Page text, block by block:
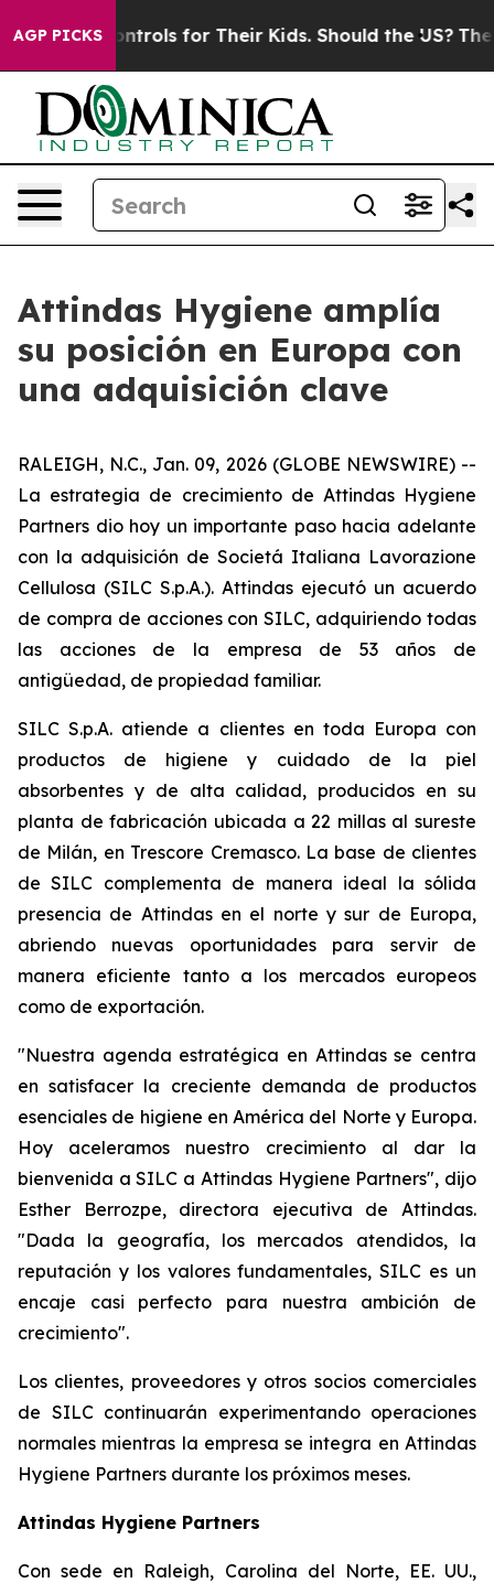
AGP PICKSControls for Their Kids. Should the US? The
Attindas Hygiene amplía
su posición en Europa con
una adquisición clave
RALEIGH, N.C., Jan. 09, 2026 (GLOBE NEWSWIRE) --
La estrategia de crecimiento de Attindas Hygiene
Partners dio hoy un importante paso hacia adelante
con la adquisición de Societá Italiana Lavorazione
Cellulosa (SILC S.p.A.). Attindas ejecutó un acuerdo
de compra de acciones con SILC, adquiriendo todas
las acciones de la empresa de 53 años de
antigüedad, de propiedad familiar.
SILC S.p.A. atiende a clientes en toda Europa con
productos de higiene y cuidado de la piel
absorbentes y de alta calidad, producidos en su
planta de fabricación ubicada a 22 millas al sureste
de Milán, en Trescore Cremasco. La base de clientes
de SILC complementa de manera ideal la sólida
presencia de Attindas en el norte y sur de Europa,
abriendo nuevas oportunidades para servir de
manera eficiente tanto a los mercados europeos
como de exportación.
"Nuestra agenda estratégica en Attindas se centra
en satisfacer la creciente demanda de productos
esenciales de higiene en América del Norte y Europa.
Hoy aceleramos nuestro crecimiento al dar la
bienvenida a SILC a Attindas Hygiene Partners", dijo
Esther Berrozpe, directora ejecutiva de Attindas.
"Dada la geografía, los mercados atendidos, la
reputación y los valores fundamentales, SILC es un
encaje casi perfecto para nuestra ambición de
crecimiento".
Los clientes, proveedores y otros socios comerciales
de SILC continuarán experimentando operaciones
normales mientras la empresa se integra en Attindas
Hygiene Partners durante los próximos meses.
Attindas Hygiene Partners
Con sede en Raleigh, Carolina del Norte, EE. UU.,